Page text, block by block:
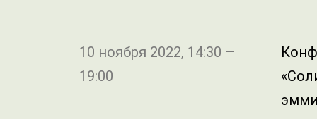
10 ноября 2022, 14:30 –
19:00